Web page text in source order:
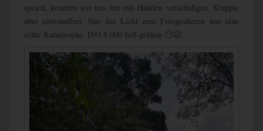
sprach, konnten wir uns nur mit Händen verständigen. Klappte
aber einwandfrei. Nur das Licht zum Fotografieren war eine
echte Katastrophe. ISO 8.000 ließ grüßen 😶😖.